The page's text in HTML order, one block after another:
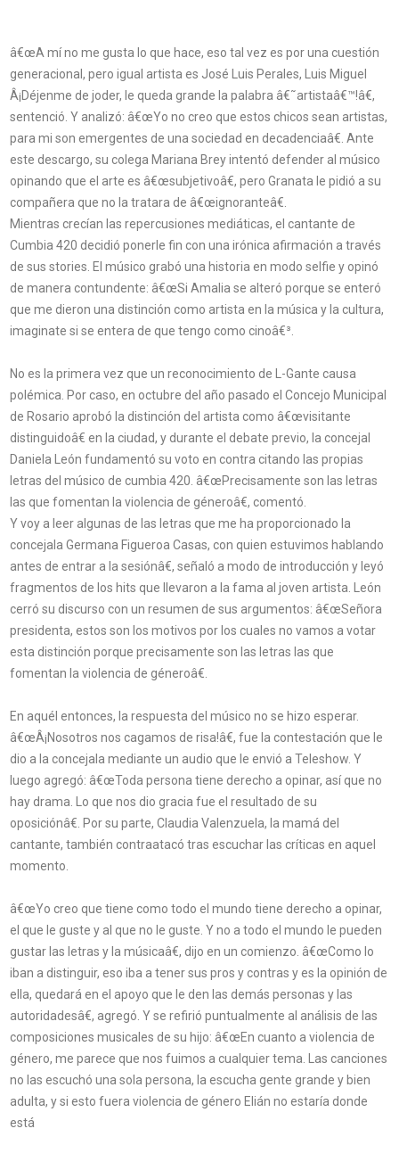
â€œA mí no me gusta lo que hace, eso tal vez es por una cuestión
generacional, pero igual artista es José Luis Perales, Luis Miguel
Â¡Déjenme de joder, le queda grande la palabra â€˜artistaâ€™!â€,
sentenció. Y analizó: â€œYo no creo que estos chicos sean artistas,
para mi son emergentes de una sociedad en decadenciaâ€. Ante
este descargo, su colega Mariana Brey intentó defender al músico
opinando que el arte es â€œsubjetivoâ€, pero Granata le pidió a su
compañera que no la tratara de â€œignoranteâ€.
Mientras crecían las repercusiones mediáticas, el cantante de
Cumbia 420 decidió ponerle fin con una irónica afirmación a través
de sus stories. El músico grabó una historia en modo selfie y opinó
de manera contundente: â€œSi Amalia se alteró porque se enteró
que me dieron una distinción como artista en la música y la cultura,
imaginate si se entera de que tengo como cinoâ€³.
No es la primera vez que un reconocimiento de L-Gante causa
polémica. Por caso, en octubre del año pasado el Concejo Municipal
de Rosario aprobó la distinción del artista como â€œvisitante
distinguidoâ€ en la ciudad, y durante el debate previo, la concejal
Daniela León fundamentó su voto en contra citando las propias
letras del músico de cumbia 420. â€œPrecisamente son las letras
las que fomentan la violencia de géneroâ€, comentó.
Y voy a leer algunas de las letras que me ha proporcionado la
concejala Germana Figueroa Casas, con quien estuvimos hablando
antes de entrar a la sesiónâ€, señaló a modo de introducción y leyó
fragmentos de los hits que llevaron a la fama al joven artista. León
cerró su discurso con un resumen de sus argumentos: â€œSeñora
presidenta, estos son los motivos por los cuales no vamos a votar
esta distinción porque precisamente son las letras las que
fomentan la violencia de géneroâ€.
En aquél entonces, la respuesta del músico no se hizo esperar.
â€œÂ¡Nosotros nos cagamos de risa!â€, fue la contestación que le
dio a la concejala mediante un audio que le envió a Teleshow. Y
luego agregó: â€œToda persona tiene derecho a opinar, así que no
hay drama. Lo que nos dio gracia fue el resultado de su
oposiciónâ€. Por su parte, Claudia Valenzuela, la mamá del
cantante, también contraatacó tras escuchar las críticas en aquel
momento.
â€œYo creo que tiene como todo el mundo tiene derecho a opinar,
el que le guste y al que no le guste. Y no a todo el mundo le pueden
gustar las letras y la músicaâ€, dijo en un comienzo. â€œComo lo
iban a distinguir, eso iba a tener sus pros y contras y es la opinión de
ella, quedará en el apoyo que le den las demás personas y las
autoridadesâ€, agregó. Y se refirió puntualmente al análisis de las
composiciones musicales de su hijo: â€œEn cuanto a violencia de
género, me parece que nos fuimos a cualquier tema. Las canciones
no las escuchó una sola persona, la escucha gente grande y bien
adulta, y si esto fuera violencia de género Elián no estaría donde
está